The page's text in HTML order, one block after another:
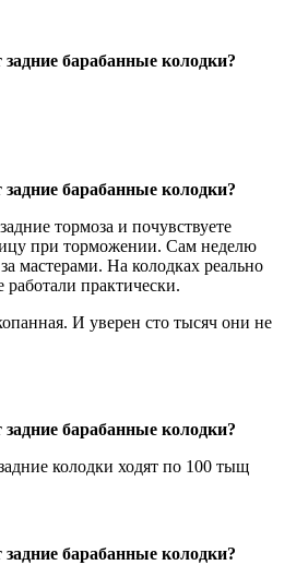
барабанные колодки?
барабанные колодки?
тормоза и почувствуете
при торможении. Сам неделю
мастерами. На колодках реально
практически.
И уверен сто тысяч они не
барабанные колодки?
колодки ходят по 100 тыщ
барабанные колодки?